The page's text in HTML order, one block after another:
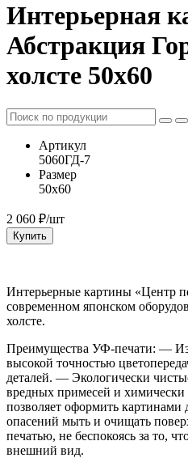
Интерьерная
Абстракция
холсте 50х60
Артикул
5060ГД-7
Размер
50х60
2 060 ₽/шт
Купить
Интерьерные картины «Центр
современном японском
холсте.
Преимущества УФ-печати: —
высокой точностью
деталей. — Экологически
вредных примесей и химически
позволяет оформить
опасений мыть и очищать
печатью, не беспокоясь за то,
внешний вид.